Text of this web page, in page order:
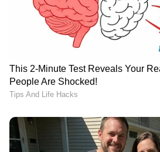
ഈ വേനൽചൂടിൽ
സംരക്ഷിക്കാൻ ഇതാ ചില